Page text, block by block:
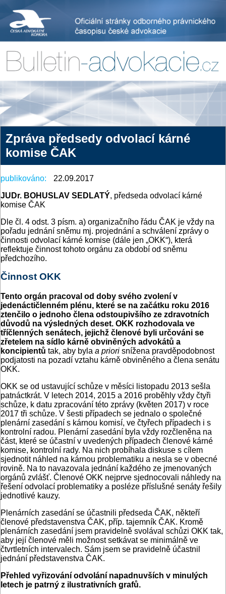
Zpráva předsedy odvolací kárné
komise ČAK
publikováno:
22.09.2017
JUDr. BOHUSLAV SEDLATÝ, předseda odvolací kárné
komise ČAK
Dle čl. 4 odst. 3 písm. a) organizačního řádu ČAK je vždy na
pořadu jednání sněmu mj. projednání a schválení zprávy o
činnosti odvolací kárné komise (dále jen „OKK“), která
reflektuje činnost tohoto orgánu za období od sněmu
předchozího.
Činnost OKK
Tento orgán pracoval od doby svého zvolení v
jedenáctičlenném plénu, které se na začátku roku 2016
ztenčilo o jednoho člena odstoupivšího ze zdravotních
důvodů na výsledných deset. OKK rozhodovala ve
tříčlenných senátech, jejichž členové byli určováni se
zřetelem na sídlo kárně obviněných advokátů a
koncipientů tak, aby byla a priori snížena pravděpodobnost
podjatosti na pozadí vztahu kárně obviněného a člena senátu
OKK.
OKK se od ustavující schůze v měsíci listopadu 2013 sešla
patnáctkrát. V letech 2014, 2015 a 2016 proběhly vždy čtyři
schůze, k datu zpracování této zprávy (květen 2017) v roce
2017 tři schůze. V šesti případech se jednalo o společné
plenární zasedání s kárnou komisí, ve čtyřech případech i s
kontrolní radou. Plenární zasedání byla vždy rozčleněna na
část, které se účastní v uvedených případech členové kárné
komise, kontrolní rady. Na nich probíhala diskuse s cílem
sjednotit náhled na kárnou problematiku a nesla se v obecné
rovině. Na to navazovala jednání každého ze jmenovaných
orgánů zvlášť. Členové OKK nejprve sjednocovali náhledy na
řešení odvolací problematiky a posléze příslušné senáty řešily
jednotlivé kauzy.
Plenárních zasedání se účastnili předseda ČAK, někteří
členové představenstva ČAK, příp. tajemník ČAK. Kromě
plenárních zasedání jsem pravidelně svolával schůzi OKK tak,
aby její členové měli možnost setkávat se minimálně ve
čtvrtletních intervalech. Sám jsem se pravidelně účastnil
jednání představenstva ČAK.
Přehled vyřizování odvolání napadnuvších v minulých
letech je patrný z ilustrativních grafů.